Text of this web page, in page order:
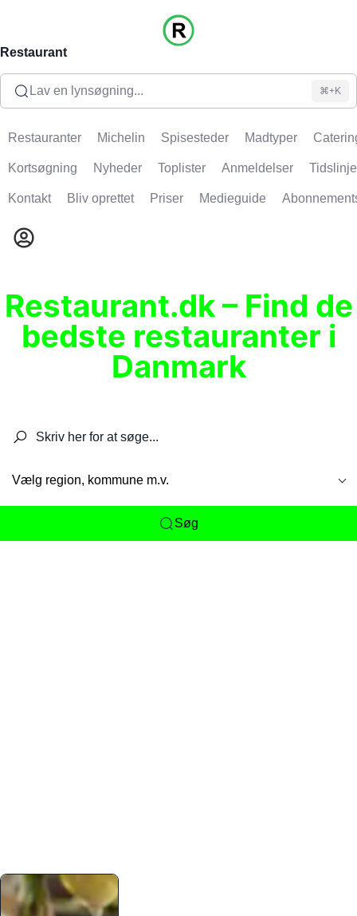
Restaurant
Lav en lynsøgning... ⌘+K
Restauranter Michelin Spisesteder Madtyper
Kortsøgning Nyheder Toplister Anmeldelser Tidslinje
Kontakt Bliv oprettet Priser Medieguide
Restaurant.dk – Find de
bedste restauranter i
Danmark
Vælg region, kommune m.v.
Søg